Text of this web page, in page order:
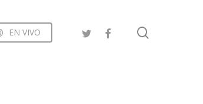
EN VIVO